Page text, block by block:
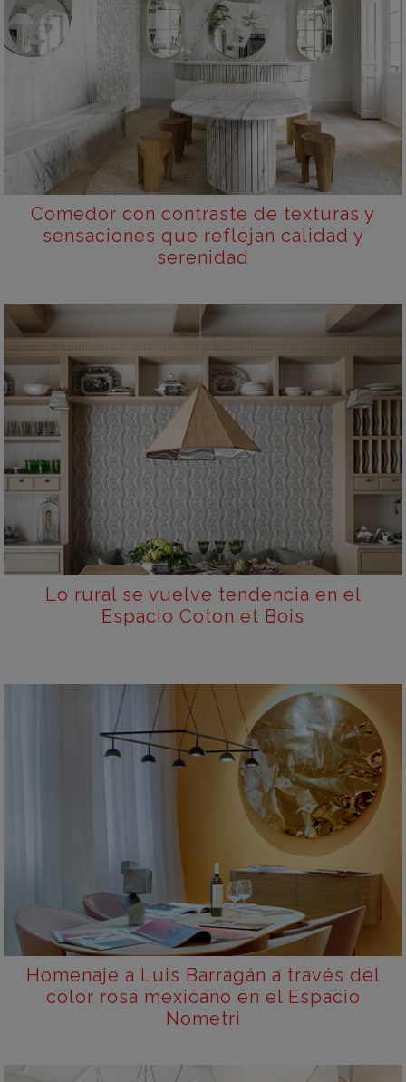
Comedor con contraste de texturas y
sensaciones que reflejan calidad y
serenidad
Lo rural se vuelve tendencia en el
Espacio Coton et Bois
Homenaje a Luis Barragán a través del
color rosa mexicano en el Espacio
Nometri